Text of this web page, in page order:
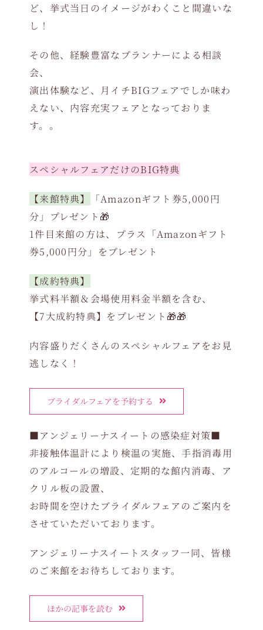
ど、挙式当日のイメージがわくこと間違いな
し！
その他、経験豊富なプランナーによる相談
会、
演出体験など、月イチBIGフェアでしか味わ
えない、内容充実フェアとなっておりま
す。。
スペシャルフェアだけのBIG特典
【来館特典】
「Amazonギフト券5,000円
分」プレゼント🎁
1件目来館の方は、プラス「Amazonギフト
券5,000円分」をプレゼント
【成約特典】
挙式料半額＆会場使用料金半額を含む、
【7大成約特典】をプレゼント🎁🎁
内容盛りだくさんのスペシャルフェアをお見
逃しなく！
ブライダルフェアを予約する
■アンジェリーナスイートの感染症対策■
非接触体温計により検温の実施、手指消毒用
のアルコールの増設、定期的な館内消毒、ア
クリル板の設置、
お時間を空けたブライダルフェアのご案内を
させていただいております。
アンジェリーナスイートスタッフ一同、皆様
のご来館をお待ちしております。
ほかの記事を読む